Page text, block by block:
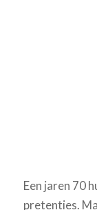
Een jaren 70
pretenties.